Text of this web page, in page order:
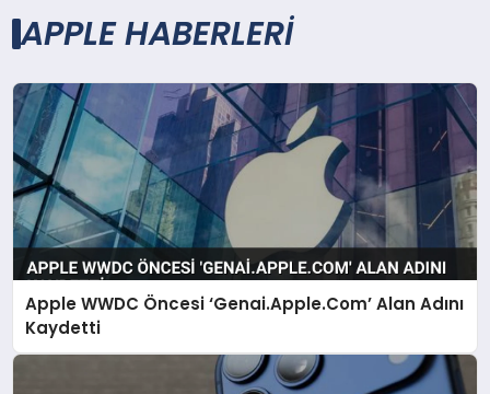
SPOR
MAGAZIN
SAĞLIK
APPLE HABERLERI
Apple WWDC Öncesi ‘Genai.Apple.Com’ Alan Adını
Kaydetti